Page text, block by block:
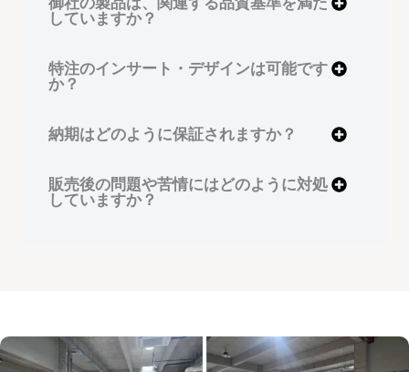
していますか？
特注のインサート・デザインは可能です
か？
納期はどのように保証されますか？
販売後の問題や苦情にはどのように対処
していますか？